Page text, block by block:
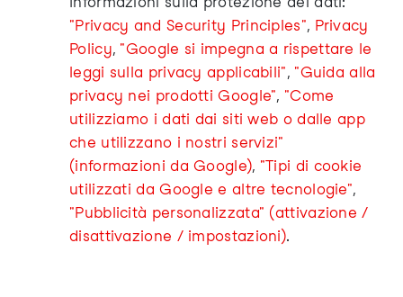
"Privacy and Security Principles", Privacy
Policy, "Google si impegna a rispettare le
leggi sulla privacy applicabili", "Guida alla
privacy nei prodotti Google", "Come
utilizziamo i dati dai siti web o dalle app
che utilizzano i nostri servizi"
(informazioni da Google), "Tipi di cookie
utilizzati da Google e altre tecnologie",
"Pubblicità personalizzata" (attivazione /
disattivazione / impostazioni).